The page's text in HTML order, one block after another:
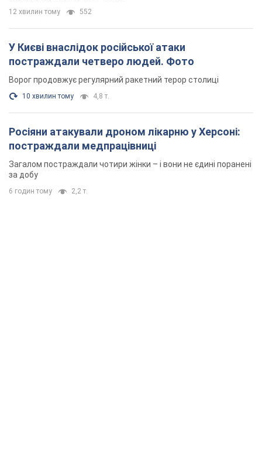
12 хвилин тому 552
У Києві внаслідок російської атаки
постраждали четверо людей. Фото
Ворог продовжує регулярний ракетний терор столиці
10 хвилин тому 4,8 т.
Росіяни атакували дроном лікарню у Херсоні:
постраждали медпрацівниці
Загалом постраждали чотири жінки – і вони не єдині поранені
за добу
6 годин тому 2,2 т.